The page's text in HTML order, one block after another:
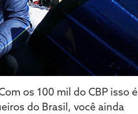
os 100 mil do CBP isso é
do Brasil, você ainda